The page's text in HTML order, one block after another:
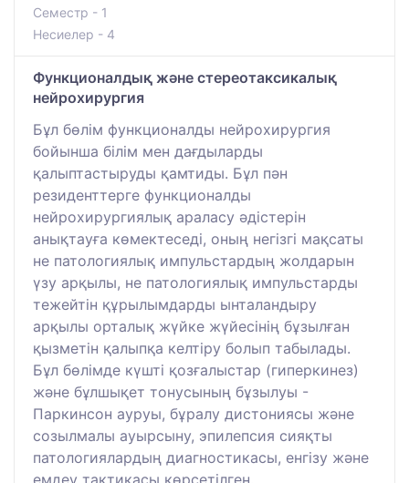
Семестр - 1
Несиелер - 4
Функционалдық және стереотаксикалық
нейрохирургия
Бұл бөлім функционалды нейрохирургия
бойынша білім мен дағдыларды
қалыптастыруды қамтиды. Бұл пән
резиденттерге функционалды
нейрохирургиялық араласу әдістерін
анықтауға көмектеседі, оның негізгі мақсаты
не патологиялық импульстардың жолдарын
үзу арқылы, не патологиялық импульстарды
тежейтін құрылымдарды ынталандыру
арқылы орталық жүйке жүйесінің бұзылған
қызметін қалыпқа келтіру болып табылады.
Бұл бөлімде күшті қозғалыстар (гиперкинез)
және бұлшықет тонусының бұзылуы -
Паркинсон ауруы, бұралу дистониясы және
созылмалы ауырсыну, эпилепсия сияқты
патологиялардың диагностикасы, енгізу және